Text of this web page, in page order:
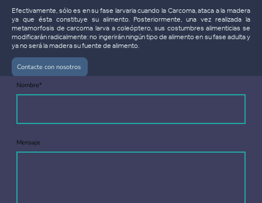
Efectivamente, sólo es en su fase larvaria cuando la Carcoma, ataca a la madera
ya que ésta constituye su alimento. Posteriormente, una vez realizada la
metamorfosis de carcoma larva a coleóptero, sus costumbres alimenticias se
modificarán radicalmente: no ingerirán ningún tipo de alimento en su fase adulta y
ya no será la madera su fuente de alimento.
Contacte con nosotros
Nombre*
Mensaje